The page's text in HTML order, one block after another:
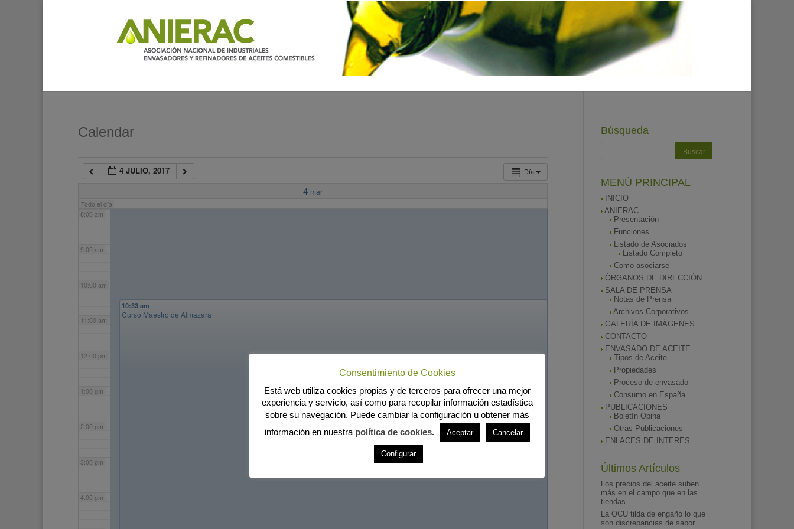
Calendar
Día
4 JULIO, 2017
4 mar
Todo el día
7:00 am
8:00 am
9:00 am
10:00 am
11:00 am
12:00 pm
1:00 pm
2:00 pm
3:00 pm
4:00 pm
10:33 am
Curso Maestro de Almazara
Búsqueda
MENÚ PRINCIPAL
INICIO
ANIERAC
Presentación
Funciones
Listado de Asociados
Listado Completo
Como asociarse
ÓRGANOS DE DIRECCIÓN
SALA DE PRENSA
Notas de Prensa
Archivos Corporativos
GALERÍA DE IMÁGENES
CONTACTO
ENVASADO DE ACEITE
Tipos de Aceite
Propiedades
Proceso de envasado
Consumo en España
PUBLICACIONES
Boletín Opina
Otras Publicaciones
ENLACES DE INTERÉS
Últimos Artículos
Los precios del aceite suben
más en el campo que en las
tiendas
La OCU tilda de engaño lo que
son discrepancias de sabor
Consentimiento de Cookies
Está web utiliza cookies propias y de terceros para ofrecer una mejor
experiencia y servicio, así como para recopilar información estadística
sobre su navegación. Puede cambiar la configuración u obtener más
información en nuestra política de cookies. Aceptar Cancelar
Configurar